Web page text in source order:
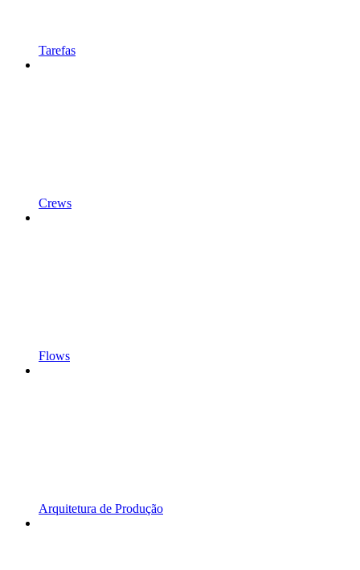
Tarefas
Crews
Flows
Arquitetura de Produção